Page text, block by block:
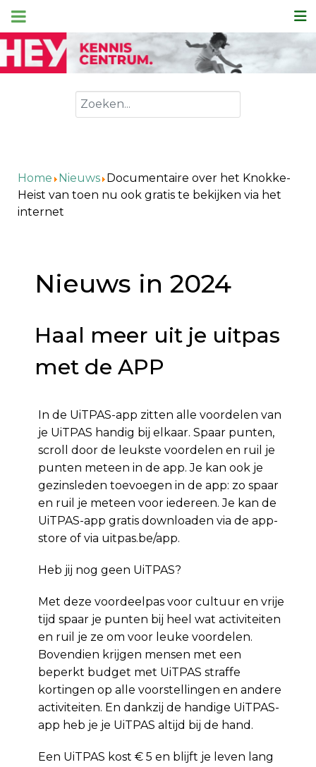
Zoeken
Home Nieuws Documentaire over het Knokke-
Heist van toen nu ook gratis te bekijken via het
internet
Nieuws in 2024
Haal meer uit je uitpas
met de APP
In de UiTPAS-app zitten alle voordelen van
je UiTPAS handig bij elkaar. Spaar punten,
scroll door de leukste voordelen en ruil je
punten meteen in de app. Je kan ook je
gezinsleden toevoegen in de app: zo spaar
en ruil je meteen voor iedereen. Je kan de
UiTPAS-app gratis downloaden via de app-
store of via uitpas.be/app.
Heb jij nog geen UiTPAS?
Met deze voordeelpas voor cultuur en vrije
tijd spaar je punten bij heel wat activiteiten
en ruil je ze om voor leuke voordelen.
Bovendien krijgen mensen met een
beperkt budget met UiTPAS straffe
kortingen op alle voorstellingen en andere
activiteiten. En dankzij de handige UiTPAS-
app heb je je UiTPAS altijd bij de hand.
Een UiTPAS kost € 5 en blijft je leven lang